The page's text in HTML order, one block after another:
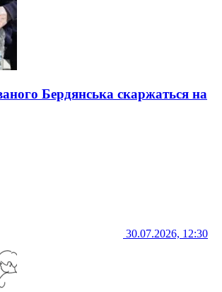
Бердянська скаржаться на
30.07.2026, 12:30